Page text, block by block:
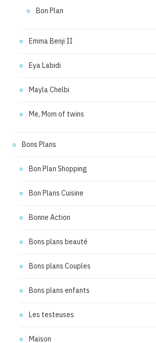
Bon Plan
Emma Benji II
Eya Labidi
Mayla Chelbi
Me, Mom of twins
Bons Plans
Bon Plan Shopping
Bon Plans Cuisine
Bonne Action
Bons plans beauté
Bons plans Couples
Bons plans enfants
Les testeuses
Maison